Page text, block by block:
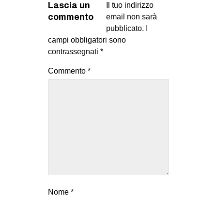
Lascia un
commento
Il tuo indirizzo
email non sarà
pubblicato.
campi obbligatori sono
contrassegnati *
Commento *
Nome *